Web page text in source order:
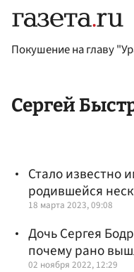
Покушение на главу
Сергей
Стало известно
родившейся
18 марта 2023, 09:08
Дочь Сергея
почему рано
02 ноября 2022, 12:29